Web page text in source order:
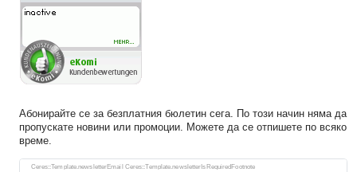
Абонирайте се за безплатния бюлетин сега. По този начин няма да
пропускате новини или промоции. Можете да се отпишете по всяко
време.
Ceres::Template.newsletterEmail Ceres::Template.newsletterIsRequiredFootnote
Ceres::Template.newsletterHoneypotLabel